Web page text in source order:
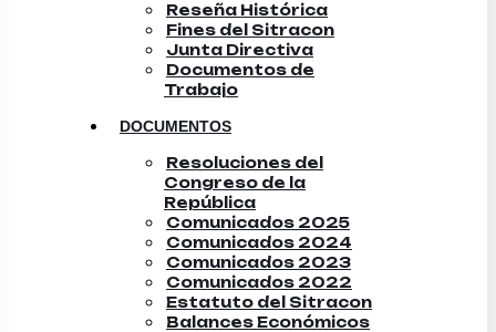
Reseña Histórica
Fines del Sitracon
Junta Directiva
Documentos de
Trabajo
DOCUMENTOS
Resoluciones del
Congreso de la
República
Comunicados 2025
Comunicados 2024
Comunicados 2023
Comunicados 2022
Estatuto del Sitracon
Balances Económicos